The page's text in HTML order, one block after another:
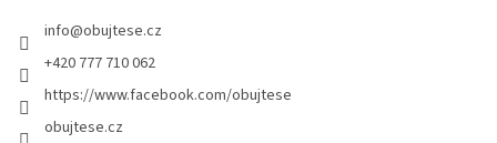
info@obujtese.cz
+420 777 710 062
https://www.facebook.com/obujtese
obujtese.cz